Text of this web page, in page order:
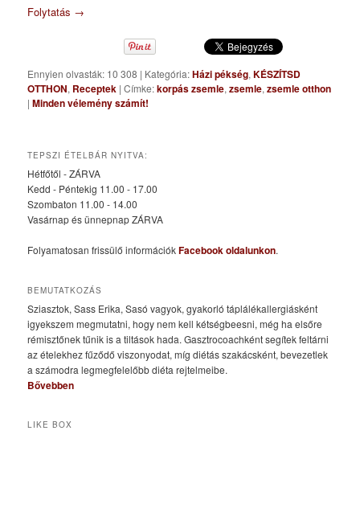
Folytatás →
Ennyien olvasták: 10 308 | Kategória:Házi pékség,KÉSZÍTSD
OTTHON, Receptek |Címke:korpás zsemle,zsemle,zsemle otthon
|Minden vélemény számít!
TEPSZI ÉTELBÁR NYITVA:
Hétfőtől - ZÁRVA
Kedd - Péntekig 11.00 - 17.00
Szombaton 11.00 - 14.00
Vasárnap és ünnepnap ZÁRVA
Folyamatosan frissülő információkFacebook oldalunkon.
BEMUTATKOZÁS
Sziasztok, Sass Erika, Sasó vagyok, gyakorló táplálékallergiásként
igyekszem megmutatni, hogy nem kell kétségbeesni, még ha elsőre
rémisztőnek tűnik is a tiltások hada. Gasztrocoachként segítek feltárni
az ételekhez fűződő viszonyodat, míg diétás szakácsként, bevezetlek
a számodra legmegfelelőbb diéta rejtelmeibe.
Bővebben
LIKE BOX